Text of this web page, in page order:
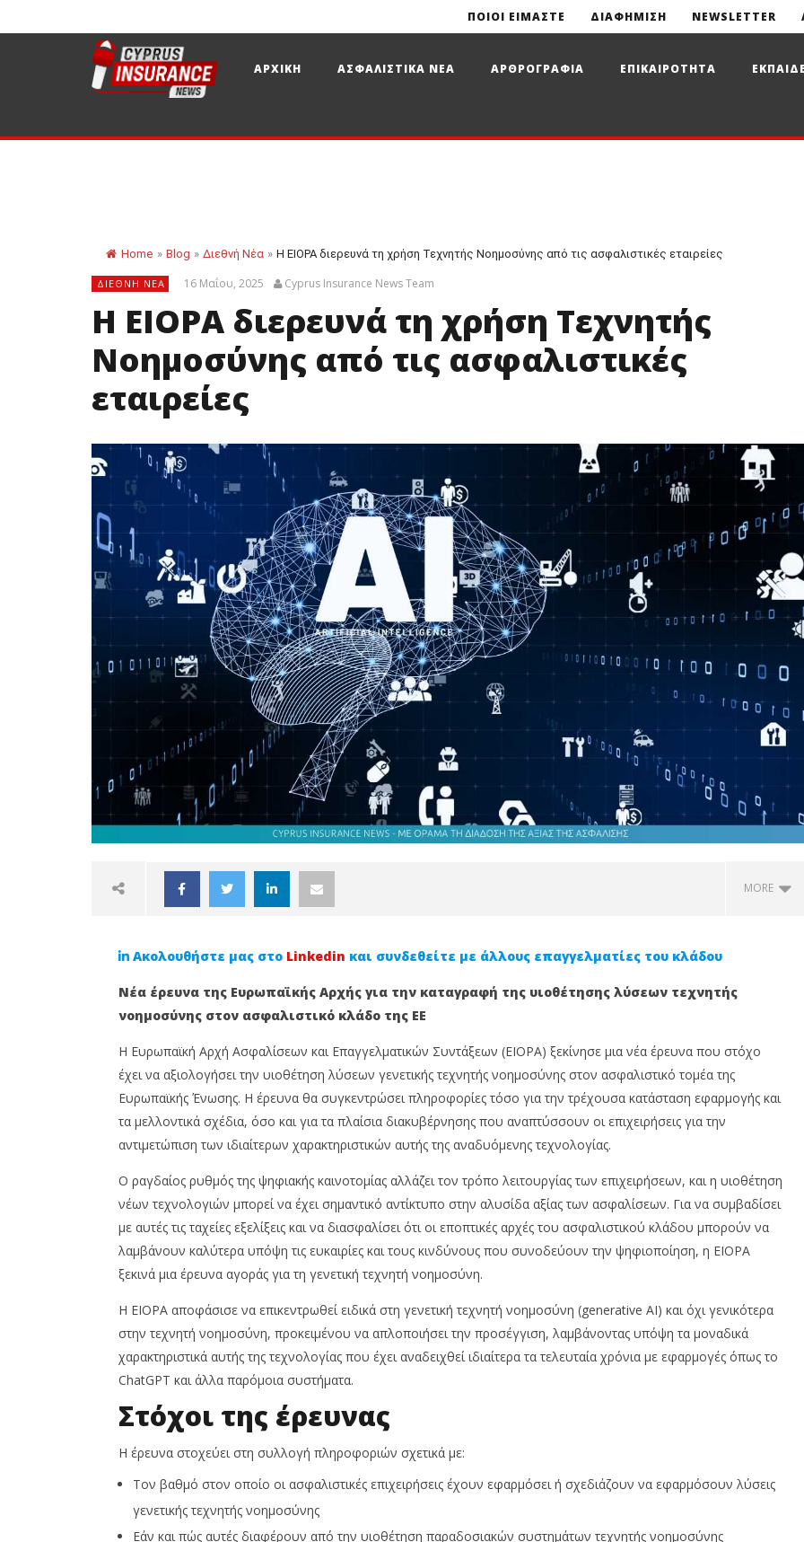
ΠΟΙΟΙ ΕΙΜΑΣΤΕ ΔΙΑΦΗΜΙΣΗ NEWSLETTER
ΑΡΧΙΚΗ ΑΣΦΑΛΙΣΤΙΚΑ ΝΕΑ ΑΡΘΡΟΓΡΑΦΙΑ ΕΠΙΚΑΙΡΟΤΗΤΑ
Home » Blog » Διεθνή Νέα » Η EIOPA διερευνά τη χρήση Τεχνητής Νοημοσύνης από τις ασφαλιστικές εταιρείες
ΔΙΕΘΝΉ ΝΈΑ 16 Μαΐου, 2025 Cyprus Insurance News Team
Η EIOPA διερευνά τη χρήση Τεχνητής
Νοημοσύνης από τις ασφαλιστικές
εταιρείες
MORE
NOW VIEWING
Η EIOPA διερευνά τη χρήση
Τεχνητής Νοημοσύνης από τις
ασφαλιστικές εταιρείες
Μαΐου,
2025
Cyprus
Insurance
News
Team
Ασφάλιση αυτοκινήτου: Οι
προαιρετικές καλύψεις που
αξίζει να γνωρίζετε
Μαΐου,
2025
Cyprus
Insurance
News
Team
Mega-fires: Οι καταστροφικές
πυρκαγιές «καίνε» και την
ευρωπαϊκή οικονομία – Ζημιές
16
2025
Cyprus
Insurance
News
Ακολουθήστε μας στο Linkedin και συνδεθείτε με άλλους επαγγελματίες του κλάδου
Νέα έρευνα της Ευρωπαϊκής Αρχής για την καταγραφή της υιοθέτησης λύσεων τεχνητής
νοημοσύνης στον ασφαλιστικό κλάδο της ΕΕ
Η Ευρωπαϊκή Αρχή Ασφαλίσεων και Επαγγελματικών Συντάξεων (EIOPA) ξεκίνησε μια νέα έρευνα που στόχο
έχει να αξιολογήσει την υιοθέτηση λύσεων γενετικής τεχνητής νοημοσύνης στον ασφαλιστικό τομέα της
Ευρωπαϊκής Ένωσης. Η έρευνα θα συγκεντρώσει πληροφορίες τόσο για την τρέχουσα κατάσταση εφαρμογής και
τα μελλοντικά σχέδια, όσο και για τα πλαίσια διακυβέρνησης που αναπτύσσουν οι επιχειρήσεις για την
αντιμετώπιση των ιδιαίτερων χαρακτηριστικών αυτής της αναδυόμενης τεχνολογίας.
Ο ραγδαίος ρυθμός της ψηφιακής καινοτομίας αλλάζει τον τρόπο λειτουργίας των επιχειρήσεων, και η υιοθέτηση
νέων τεχνολογιών μπορεί να έχει σημαντικό αντίκτυπο στην αλυσίδα αξίας των ασφαλίσεων. Για να συμβαδίσει
με αυτές τις ταχείες εξελίξεις και να διασφαλίσει ότι οι εποπτικές αρχές του ασφαλιστικού κλάδου μπορούν να
λαμβάνουν καλύτερα υπόψη τις ευκαιρίες και τους κινδύνους που συνοδεύουν την ψηφιοποίηση, η EIOPA
ξεκινά μια έρευνα αγοράς για τη γενετική τεχνητή νοημοσύνη.
Η EIOPA αποφάσισε να επικεντρωθεί ειδικά στη γενετική τεχνητή νοημοσύνη (generative AI) και όχι γενικότερα
στην τεχνητή νοημοσύνη, προκειμένου να απλοποιήσει την προσέγγιση, λαμβάνοντας υπόψη τα μοναδικά
χαρακτηριστικά αυτής της τεχνολογίας που έχει αναδειχθεί ιδιαίτερα τα τελευταία χρόνια με εφαρμογές όπως το
ChatGPT και άλλα παρόμοια συστήματα.
Στόχοι της έρευνας
Η έρευνα στοχεύει στη συλλογή πληροφοριών σχετικά με:
Τον βαθμό στον οποίο οι ασφαλιστικές επιχειρήσεις έχουν εφαρμόσει ή σχεδιάζουν να εφαρμόσουν λύσεις
γενετικής τεχνητής νοημοσύνης
Εάν και πώς αυτές διαφέρουν από την υιοθέτηση παραδοσιακών συστημάτων τεχνητής νοημοσύνης